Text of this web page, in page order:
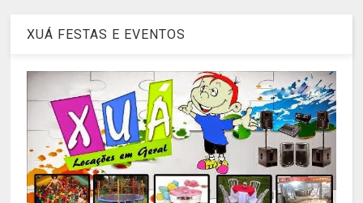
XUÁ FESTAS E EVENTOS